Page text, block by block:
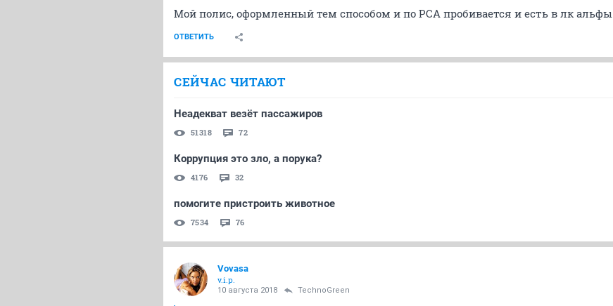
Мой полис, оформленный тем способом и по РСА пробивается и есть в лк альфы
ОТВЕТИТЬ
СЕЙЧАС ЧИТАЮТ
Неадекват везёт пассажиров
51318 72
Коррупция это зло, а порука?
4176 32
помогите пристроить животное
7534 76
Vovasa
v.i.p.
10 августа 2018 TechnoGreen